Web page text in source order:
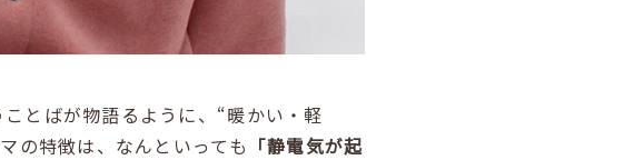
ことばが物語るように、“暖かい・軽
の特徴は、なんといっても 「静電気が起